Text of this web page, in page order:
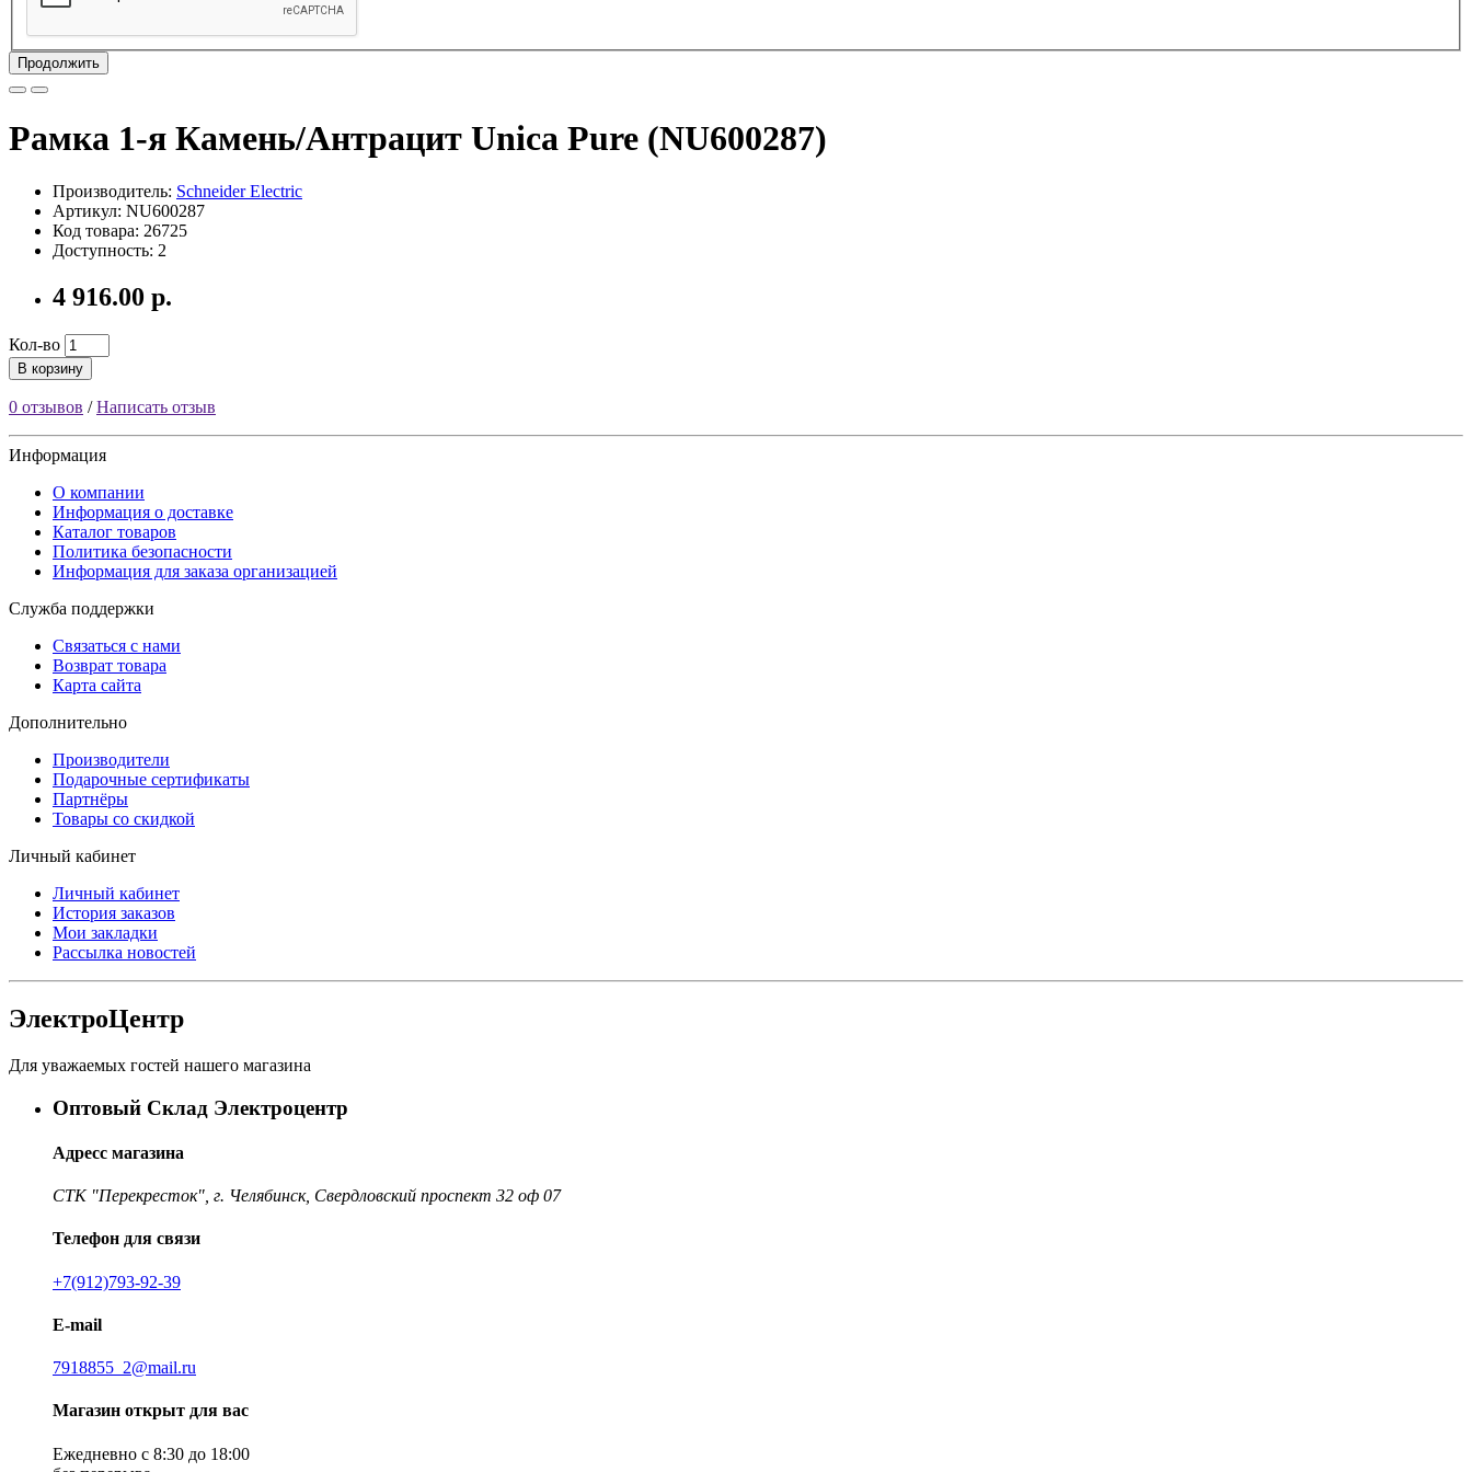
Продолжить
Рамка 1-я Камень/Антрацит Unica Pure (NU600287)
Производитель: Schneider Electric
Артикул: NU600287
Код товара: 26725
Доступность: 2
4 916.00 р.
Кол-во
В корзину
0 отзывов /Написать отзыв
Информация
О компании
Информация о доставке
Каталог товаров
Политика безопасности
Информация для заказа организацией
Служба поддержки
Связаться с нами
Возврат товара
Карта сайта
Дополнительно
Производители
Подарочные сертификаты
Партнёры
Товары со скидкой
Личный кабинет
Личный кабинет
История заказов
Мои закладки
Рассылка новостей
ЭлектроЦентр
Для уважаемых гостей нашего магазина
Оптовый Склад Электроцентр
Адресс магазина
СТК "Перекресток", г. Челябинск, Свердловский проспект 32 оф 07
Телефон для связи
+7(912)793-92-39
E-mail
7918855_2@mail.ru
Магазин открыт для вас
Ежедневно с 8:30 до 18:00